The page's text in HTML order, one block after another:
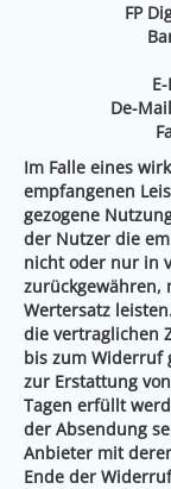
FP
De-
Im Falle eines
empfangenen
gezogene
der Nutzer die
nicht oder nur in
zurückgewähren,
Wertersatz
die vertraglichen
bis zum Widerruf
zur Erstattung
Tagen erfüllt
der Absendung
Anbieter mit
Ende der